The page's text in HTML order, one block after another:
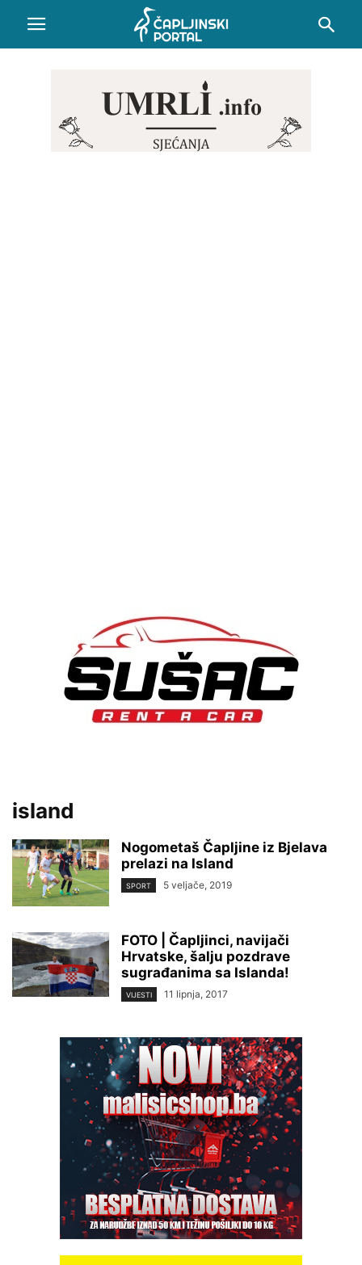
island
Nogometaš Čapljine iz Bjelava
prelazi na Island
SPORT 5 veljače, 2019
FOTO | Čapljinci, navijači
Hrvatske, šalju pozdrave
sugrađanima sa Islanda!
VIJESTI 11 lipnja, 2017